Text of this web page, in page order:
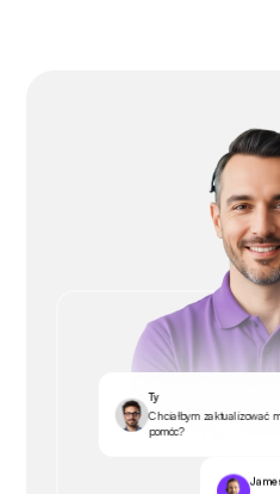
Ty
Chciałbym zaktualizować
pomóc?